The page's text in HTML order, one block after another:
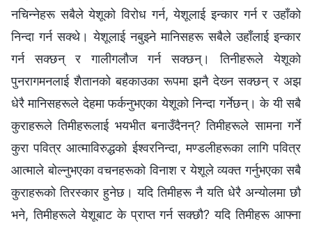
नचिन्‍नेहरू सबैले येशूको विरोध गर्न, येशूलाई इन्कार गर्न र उहाँको
निन्दा गर्न सक्थे। येशूलाई नबुझ्ने मानिसहरू सबैले उहाँलाई इन्कार
गर्न सक्छन् र गालीगलौज गर्न सक्छन्। तिनीहरूले येशूको
पुनरागमनलाई शैतानको बहकाउका रूपमा झनै देख्‍न सक्छन् र अझ
धेरै मानिसहरूले देहमा फर्कनुभएका येशूको निन्दा गर्नेछन्। के यी सबै
कुराहरूले तिमीहरूलाई भयभीत बनाउँदैनन्? तिमीहरूले सामना गर्ने
कुरा पवित्र आत्माविरुद्धको ईश्‍वरनिन्दा, मण्डलीहरूका लागि पवित्र
आत्माले बोल्नुभएका वचनहरूको विनाश र येशूले व्यक्त गर्नुभएका सबै
कुराहरूको तिरस्कार हुनेछ। यदि तिमीहरू नै यति धेरै अन्योलमा छौ
भने, तिमीहरूले येशूबाट के प्राप्‍त गर्न सक्छौ? यदि तिमीहरू आफ्ना